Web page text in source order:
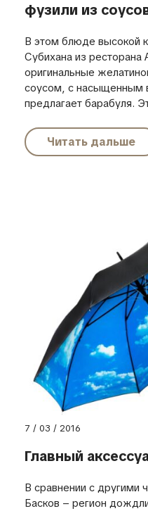
фузили из
В этом блюде высокой
Субихана из ресторана
оригинальные
соусом, с насыщенным
предлагает барабуля.
Читать дальше
7 / 03 / 2016
Главный
В сравнении с другими
Басков – регион